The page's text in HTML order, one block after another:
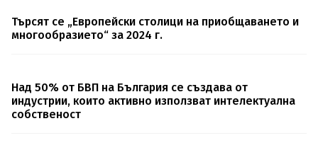
Търсят се „Европейски столици на приобщаването и
многообразието“ за 2024 г.
Над 50% от БВП на България се създава от
индустрии, които активно използват интелектуална
собственост